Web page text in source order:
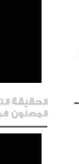
الحقيقة
المصلون